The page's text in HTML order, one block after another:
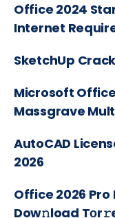
Office 2024
Internet
SketchUp
Microsoft
Massgrave
AutoCAD
2026
Office 2026 Pro
Dow𝚗load